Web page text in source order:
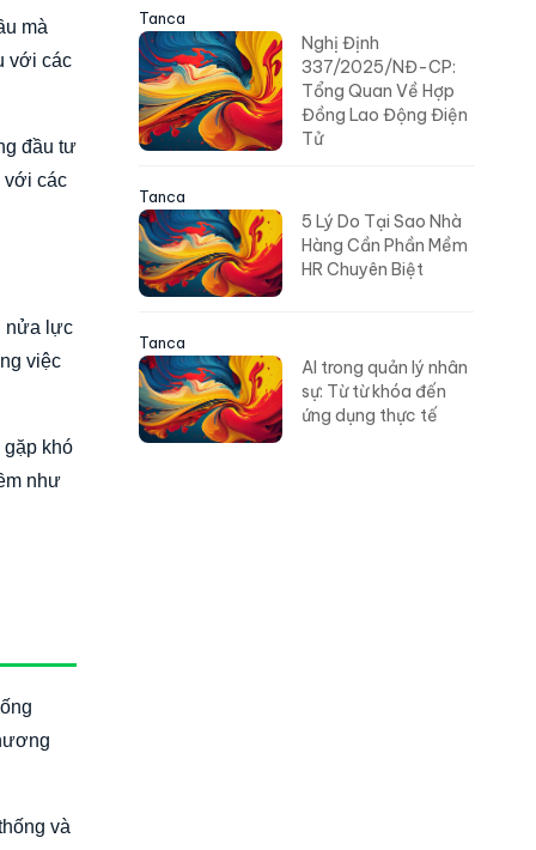
mà
với các
đầu tư
với các
nửa lực
việc
khó
như
và
Tanca
Nghị Định
337/2025/NĐ-CP:
Tổng Quan Về Hợp
Đồng Lao Động Điện
Tử
Tanca
5 Lý Do Tại Sao Nhà
Hàng Cần Phần Mềm
HR Chuyên Biệt
Tanca
AI trong quản lý nhân
sự: Từ từ khóa đến
ứng dụng thực tế